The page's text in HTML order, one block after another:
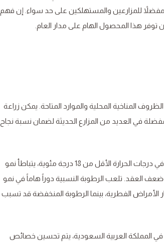
مفضلاً للمزارعين والمستهلكين على حد سواء. إن فهم
توفر هذا المحصول الهام على مدار العام.
المناخية المحلية والموارد المتاحة. يمكن زراعة
في العديد من المزارع الحديثة لضمان نسبة نجاح
تحتاج نباتات الخيار إلى درجات حرارة مثالية تتراوح بين 18-30 درجة مئوية للنمو الأمثل. في درجات الحرارة الأقل من 18 درجة مئوية، يتباطأ نمو
درجة مئوية في سقوط الأزهار وضعف العقد. تلعب الرطوبة النسبية دوراً هاماً في نمو
جداً قد تؤدي إلى انتشار الأمراض الفطرية، بينما الرطوبة المنخفضة قد تسبب
تفضل نباتات الخيار التربة الخصبة جيدة الصرف، ذات درجة حموضة تتراوح بين 5.5-6.8. في المملكة العربية السعودية، يتم تحسين خصائص